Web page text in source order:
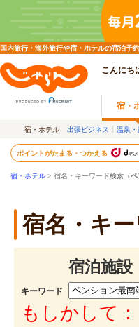
国内旅行・海外旅行や宿・ホテルの宿泊
こんにち
宿・
宿・ホテル 出張ビジネス 温泉・
ポイントがたまる・つかえる
宿・ホテル > 宿名・キーワード検索（ペ
宿名・キ
宿泊施設
キーワード
もしかして：